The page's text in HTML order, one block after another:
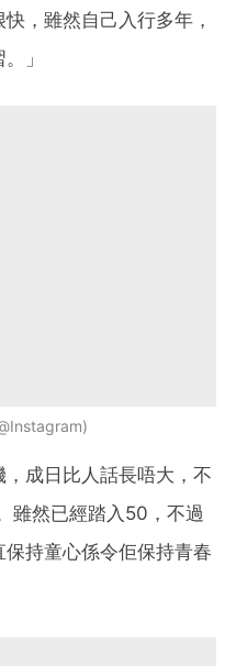
，雖然自己入行多年，
」
成日比人話長唔大，不
雖然已經踏入50，不過
持童心係令佢保持青春